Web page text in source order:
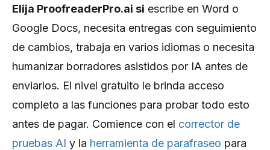
Elija ProofreaderPro.ai si escribe en Word o
Google Docs, necesita entregas con seguimiento
de cambios, trabaja en varios idiomas o necesita
humanizar borradores asistidos por IA antes de
enviarlos. El nivel gratuito le brinda acceso
completo a las funciones para probar todo esto
antes de pagar. Comience con el corrector de
pruebas AI y la herramienta de parafraseo para